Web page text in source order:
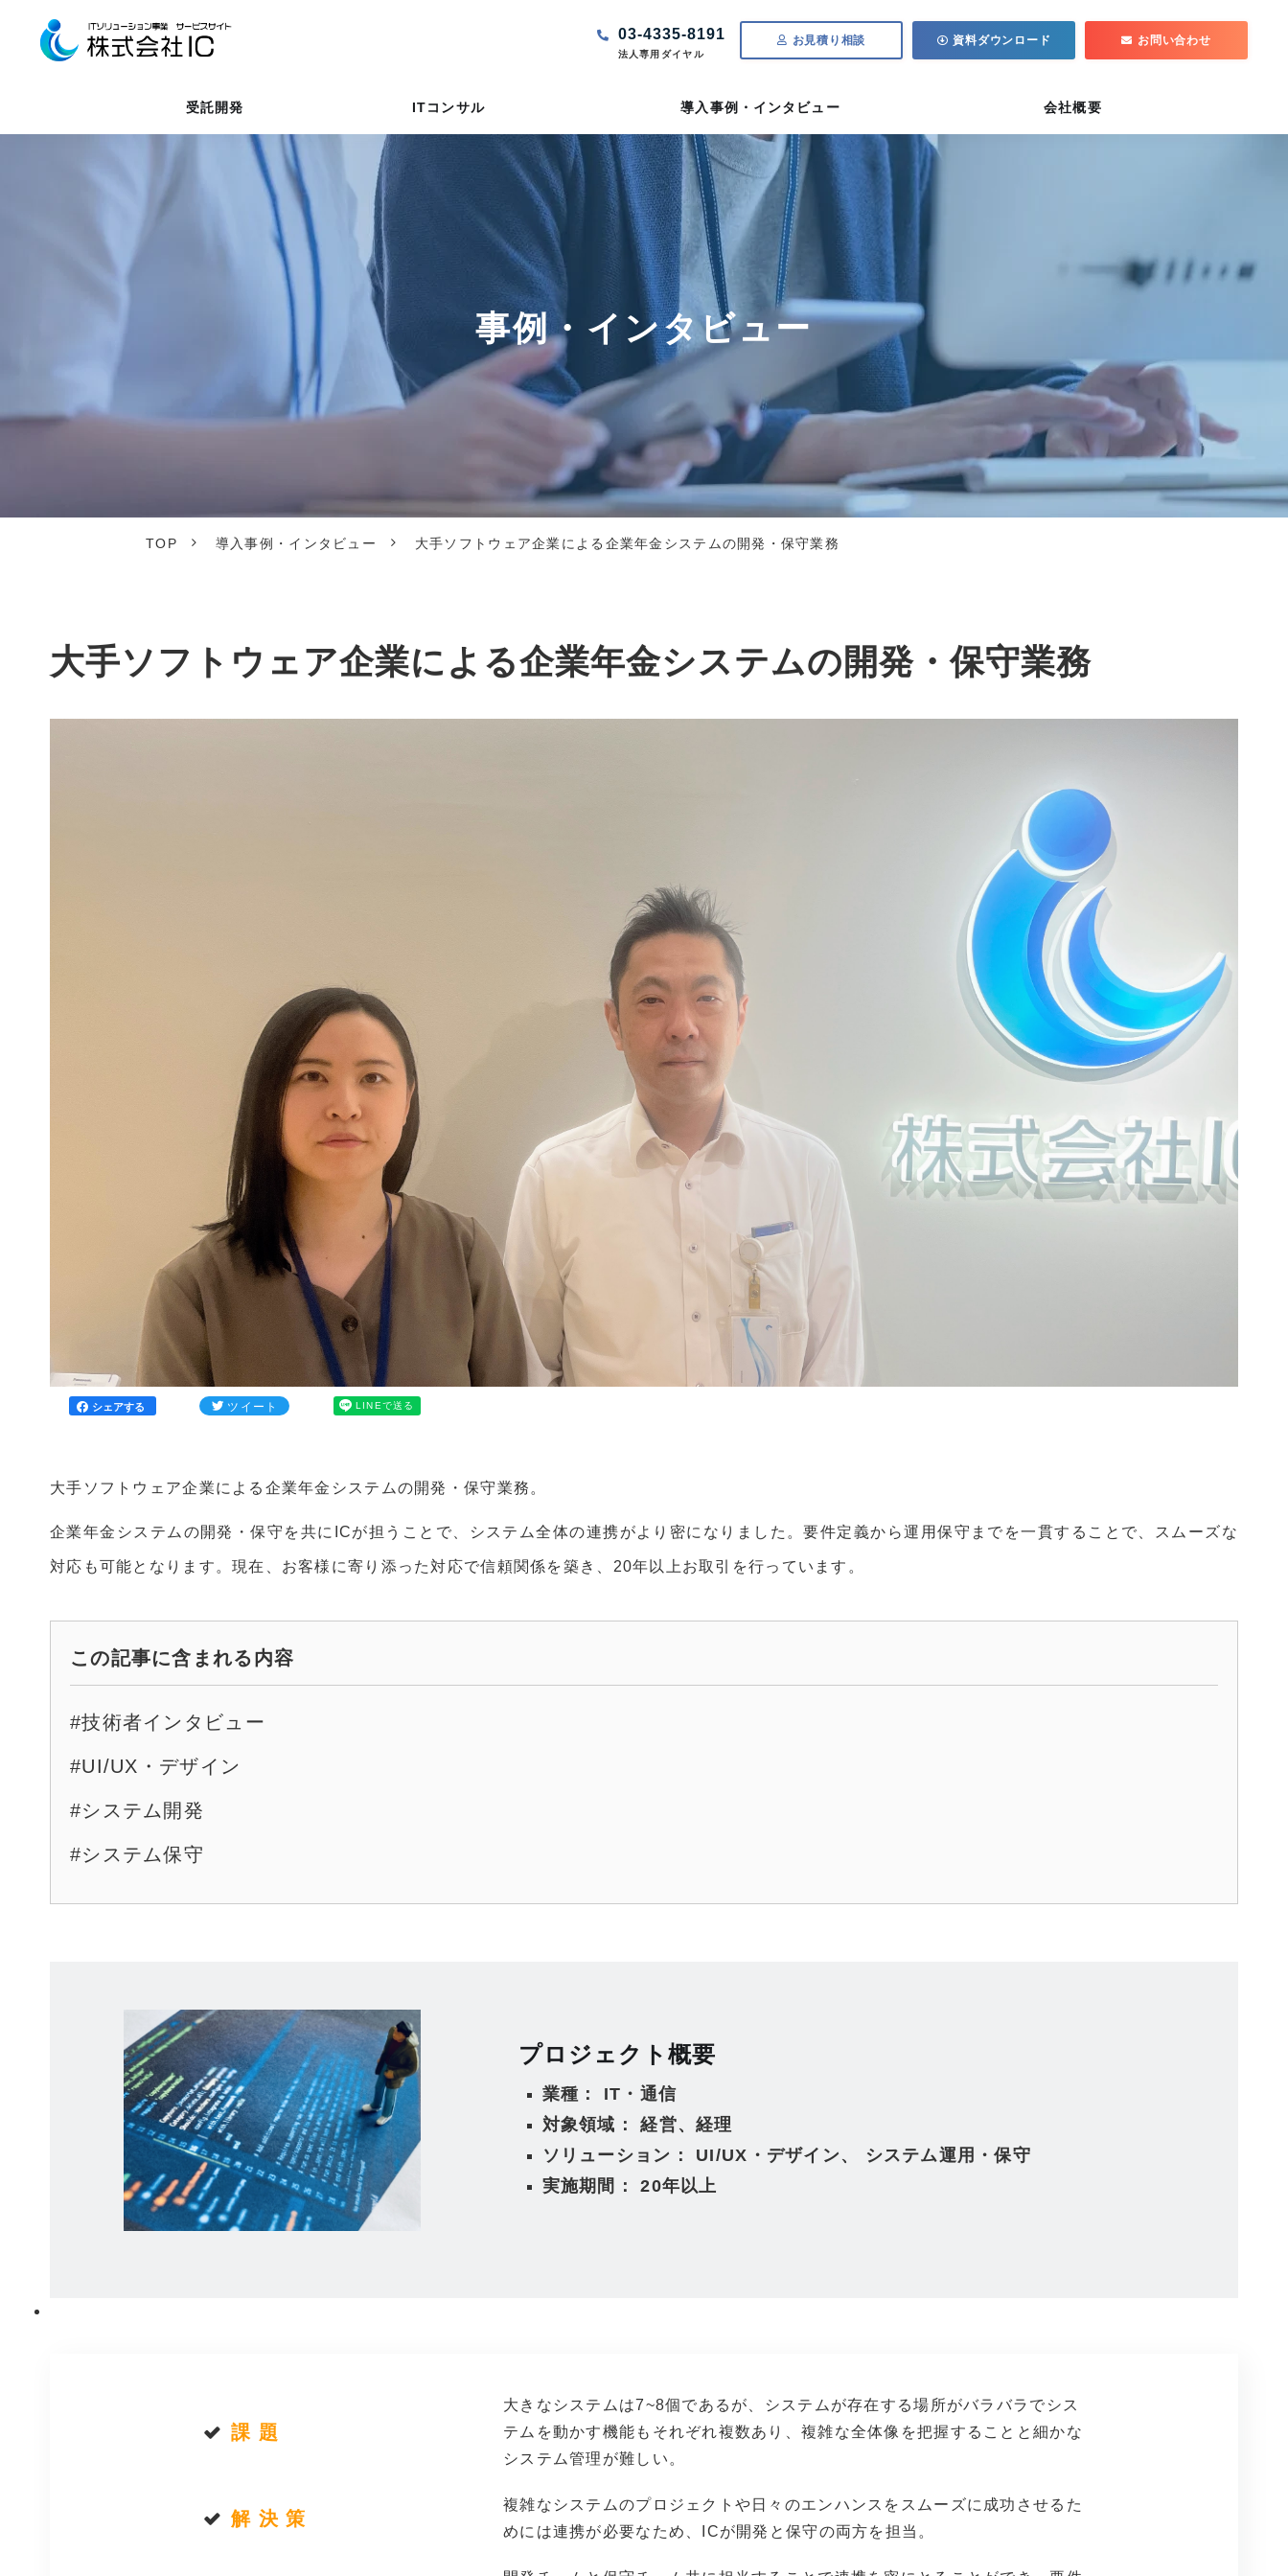
03-4335-8191
法人専用ダイヤル
お見積り相談 資料ダウンロード お問い合わせ
受託開発 ITコンサル 導入事例・インタビュー 会社概要
事例・インタビュー
TOP 導入事例・インタビュー 大手ソフトウェア企業による企業年金システムの開発・保守業務
大手ソフトウェア企業による企業年金システムの開発・保守業務
シェアする ツイート LINEで送る
大手ソフトウェア企業による企業年金システムの開発・保守業務。
企業年金システムの開発・保守を共にICが担うことで、システム全体の連携がより密になりました。要件定義から運用保守までを一貫することで、スムーズな
対応も可能となります。現在、お客様に寄り添った対応で信頼関係を築き、20年以上お取引を行っています。
この記事に含まれる内容
#技術者インタビュー
#UI/UX・デザイン
#システム開発
#システム保守
プロジェクト概要
業種： IT・通信
対象領域： 経営、経理
ソリューション： UI/UX・デザイン、 システム運用・保守
実施期間： 20年以上
課 題
大きなシステムは7~8個であるが、システムが存在する場所がバラバラでシス
テムを動かす機能もそれぞれ複数あり、複雑な全体像を把握することと細かな
システム管理が難しい。
解 決 策
複雑なシステムのプロジェクトや日々のエンハンスをスムーズに成功させるた
めには連携が必要なため、ICが開発と保守の両方を担当。